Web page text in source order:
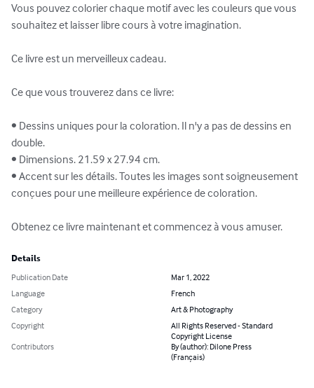
Vous pouvez colorier chaque motif avec les couleurs que vous
souhaitez et laisser libre cours à votre imagination.
Ce livre est un merveilleux cadeau.
Ce que vous trouverez dans ce livre:
• Dessins uniques pour la coloration. Il n'y a pas de dessins en
double.
• Dimensions. 21.59 x 27.94 cm.
• Accent sur les détails. Toutes les images sont soigneusement
conçues pour une meilleure expérience de coloration.
Obtenez ce livre maintenant et commencez à vous amuser.
Details
Publication Date
Mar 1, 2022
Language
French
Category
Art & Photography
Copyright
All Rights Reserved - Standard
Copyright License
Contributors
By (author): Dilone Press
(Français)